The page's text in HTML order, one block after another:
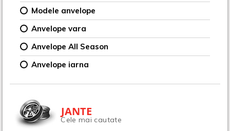
Modele anvelope
Anvelope vara
Anvelope All Season
Anvelope iarna
JANTE
Cele mai cautate